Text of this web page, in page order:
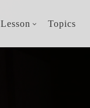
Lesson Topics